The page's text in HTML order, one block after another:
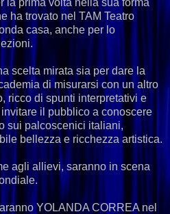
la prima volta nella sua forma
ha trovato nel TAM Teatro
casa, anche per lo
scelta mirata sia per dare la
di misurarsi con un altro
ricco di spunti interpretativi e
il pubblico a conoscere
sui palcoscenici italiani,
bellezza e ricchezza artistica.
agli allievi, saranno in scena
YOLANDA CORREA nel